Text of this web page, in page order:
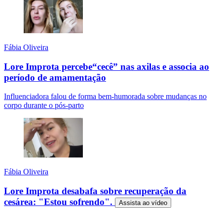
Fábia Oliveira
Lore Improta percebe“cecê” nas axilas e associa ao
período de amamentação
Influenciadora falou de forma bem-humorada sobre mudanças no
corpo durante o pós-parto
Fábia Oliveira
Lore Improta desabafa sobre recuperação da
cesárea: "Estou sofrendo".
Assista ao vídeo